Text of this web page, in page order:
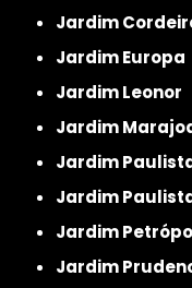
Jardim
Jardim Europa
Jardim Leonor
Jardim
Jardim
Jardim
Jardim
Jardim